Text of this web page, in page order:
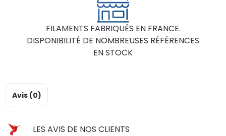
FILAMENTS FABRIQUÉS EN FRANCE.
DISPONIBILITÉ DE NOMBREUSES RÉFÉRENCES
EN STOCK
Avis (0)
LES AVIS DE NOS CLIENTS